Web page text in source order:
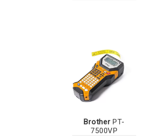
BrotherPT-
7500VP